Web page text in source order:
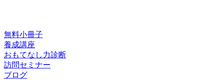
無料小冊子
養成講座
おもてなし力診断
訪問セミナー
ブログ